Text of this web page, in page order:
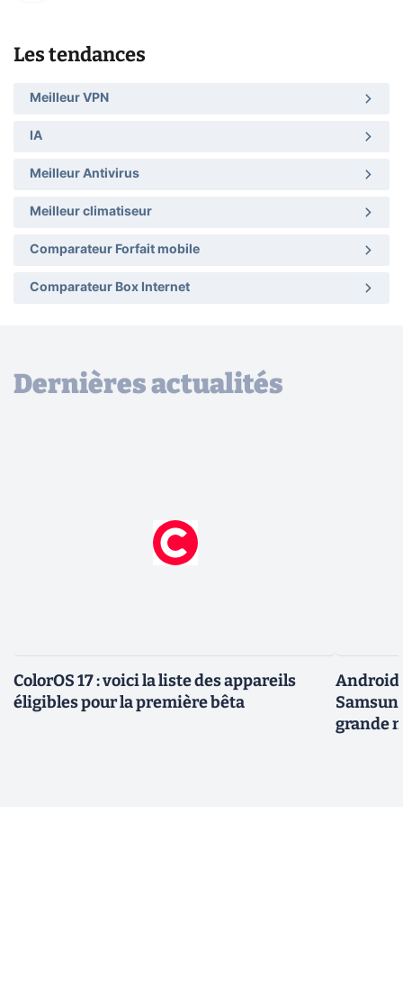
Les tendances
Meilleur VPN
IA
Meilleur Antivirus
Meilleur climatiseur
Comparateur Forfait mobile
Comparateur Box Internet
Dernières actualités
ColorOS 17 : voici la liste des appareils
éligibles pour la première bêta
Android
grande